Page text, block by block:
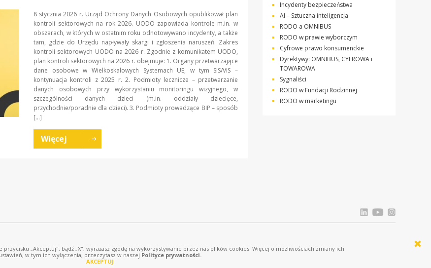
8 stycznia 2026 r. Urząd Ochrony Danych Osobowych opublikował plan
kontroli sektorowych na rok 2026. UODO zapowiada kontrole m.in. w
obszarach, w których w ostatnim roku odnotowywano incydenty, a także
tam, gdzie do Urzędu napływały skargi i zgłoszenia naruszeń. Zakres
kontroli sektorowych UODO na 2026 r. Zgodnie z komunikatem UODO,
plan kontroli sektorowych na 2026 r. obejmuje: 1. Organy przetwarzające
dane osobowe w Wielkoskalowych Systemach UE, w tym SIS/VIS –
kontynuacja kontroli z 2025 r. 2. Podmioty lecznicze – przetwarzanie
danych osobowych przy wykorzystaniu monitoringu wizyjnego, w
szczególności danych dzieci (m.in. oddziały dziecięce,
przychodnie/poradnie dla dzieci). 3. Podmioty prowadzące BIP – sposób
[…]
Więcej
Incydenty bezpieczeństwa
AI – Sztuczna inteligencja
RODO a OMNIBUS
RODO w prawie wyborczym
Cyfrowe prawo konsumenckie
Dyrektywy: OMNIBUS, CYFROWA i
TOWAROWA
Sygnaliści
RODO w Fundacji Rodzinnej
RODO w marketingu
„Akceptuj", bądź „X", wyrażasz zgodę na wykorzystywanie przez nas plików cookies. Więcej o możliwościach zmiany ich
w tym ich wyłączenia, przeczytasz w naszej Polityce prywatności.
AKCEPTUJ